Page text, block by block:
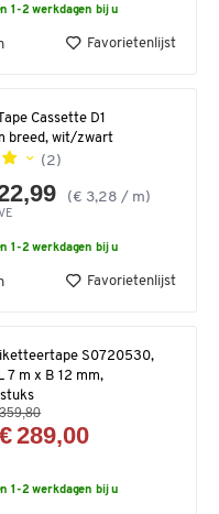
1-2 werkdagen bij u
Favorietenlijst
Cassette D1
breed, wit/zwart
(2)
(€ 3,28 / m)
1-2 werkdagen bij u
Favorietenlijst
S0720530,
7 m x B 12 mm,
289,00
1-2 werkdagen bij u